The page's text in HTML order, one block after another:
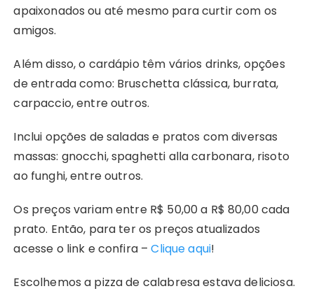
apaixonados ou até mesmo para curtir com os
amigos.
Além disso, o cardápio têm vários drinks, opções
de entrada como: Bruschetta clássica, burrata,
carpaccio, entre outros.
Inclui opções de saladas e pratos com diversas
massas: gnocchi, spaghetti alla carbonara, risoto
ao funghi, entre outros.
Os preços variam entre R$ 50,00 a R$ 80,00 cada
prato. Então, para ter os preços atualizados
acesse o link e confira –Clique aqui!
Escolhemos a pizza de calabresa estava deliciosa.